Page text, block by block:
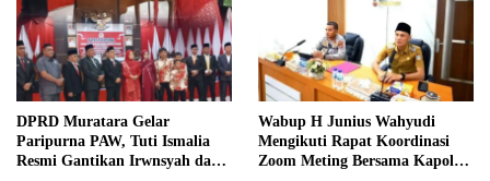
DPRD Muratara Gelar
Paripurna PAW, Tuti Ismalia
Resmi Gantikan Irwnsyah dari
Wabup H Junius Wahyudi
Mengikuti Rapat Koordinasi
Zoom Meting Bersama Kapolres